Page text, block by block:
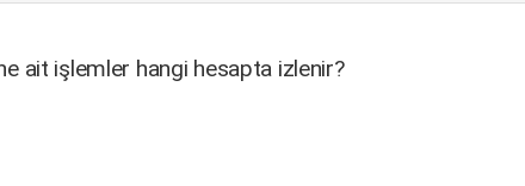
ait işlemler hangi hesapta izlenir?